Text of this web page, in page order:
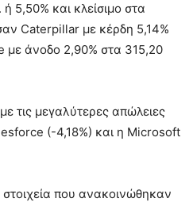
5,50% και κλείσιμο στα
Caterpillar με κέρδη 5,14%
με άνοδο 2,90% στα 315,20
τις μεγαλύτερες απώλειες
(-4,18%) και η Microsoft
στοιχεία που ανακοινώθηκαν